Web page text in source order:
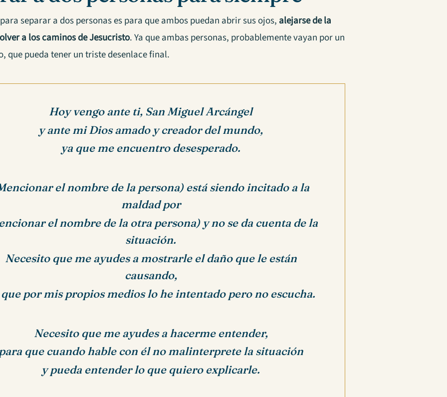
separar a dos personas es para que ambos puedan abrir sus ojos, alejarse de la
a los caminos de Jesucristo. Ya que ambas personas, probablemente vayan por un
que pueda tener un triste desenlace final.
Hoy vengo ante ti, San Miguel Arcángel
y ante mi Dios amado y creador del mundo,
ya que me encuentro desesperado.
el nombre de la persona) está siendo incitado a la
maldad por
el nombre de la otra persona) y no se da cuenta de la
situación.
Necesito que me ayudes a mostrarle el daño que le están
causando,
por mis propios medios lo he intentado pero no escucha.
Necesito que me ayudes a hacerme entender,
que cuando hable con él no malinterprete la situación
y pueda entender lo que quiero explicarle.